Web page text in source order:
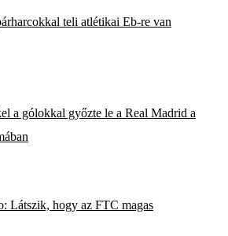
teli atlétikai Eb-re van
a gólokkal győzte le a Real Madrid a
Látszik, hogy az FTC magas